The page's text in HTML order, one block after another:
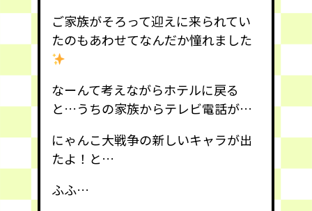
ご家族がそろって迎えに来られてい
たのもあわせてなんだか憧れました
なーんて考えながらホテルに戻る
と…うちの家族からテレビ電話が…
にゃんこ大戦争の新しいキャラが出
たよ！と…
ふふ…